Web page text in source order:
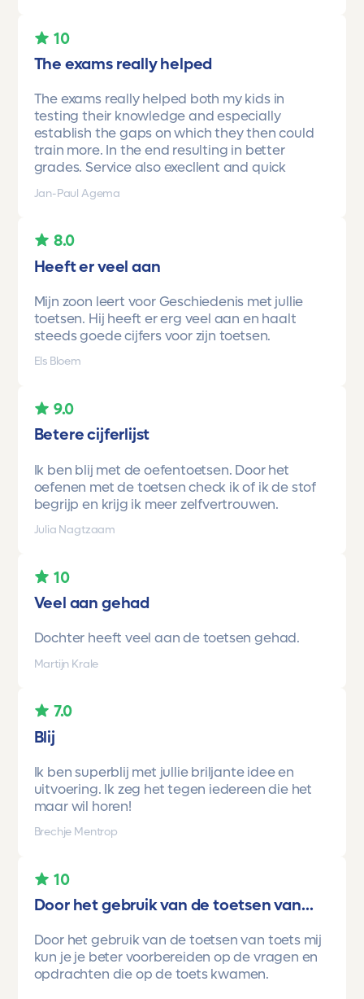
10
The exams really helped
The exams really helped both my kids in
testing their knowledge and especially
establish the gaps on which they then could
train more. In the end resulting in better
grades. Service also execllent and quick
Jan-Paul Agema
8.0
Heeft er veel aan
Mijn zoon leert voor Geschiedenis met jullie
toetsen. Hij heeft er erg veel aan en haalt
steeds goede cijfers voor zijn toetsen.
Els Bloem
9.0
Betere cijferlijst
Ik ben blij met de oefentoetsen. Door het
oefenen met de toetsen check ik of ik de stof
begrijp en krijg ik meer zelfvertrouwen.
Julia Nagtzaam
10
Veel aan gehad
Dochter heeft veel aan de toetsen gehad.
Martijn Krale
7.0
Blij
Ik ben superblij met jullie briljante idee en
uitvoering. Ik zeg het tegen iedereen die het
maar wil horen!
Brechje Mentrop
10
Door het gebruik van de toetsen van...
Door het gebruik van de toetsen van toets mij
kun je je beter voorbereiden op de vragen en
opdrachten die op de toets kwamen.